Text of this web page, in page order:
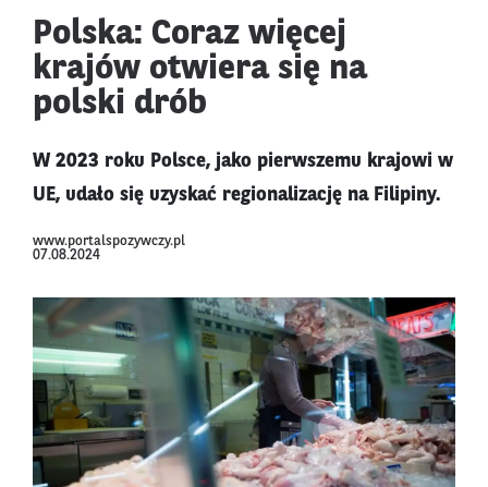
Polska: Coraz więcej
krajów otwiera się na
polski drób
W 2023 roku Polsce, jako pierwszemu krajowi w
UE, udało się uzyskać regionalizację na Filipiny.
www.portalspozywczy.pl
07.08.2024